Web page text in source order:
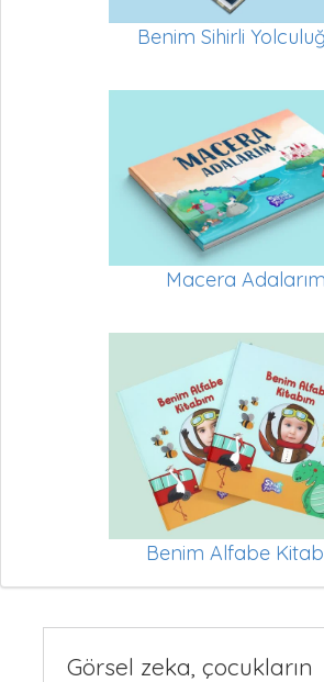
Benim Sihirli
Macera Adalarım
Benim Alfabe
Görsel zeka, çocukların